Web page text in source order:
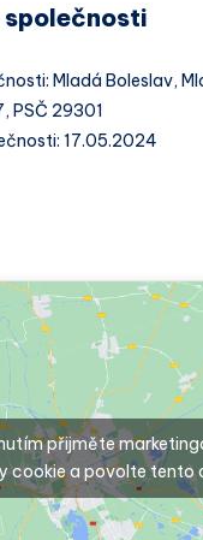
Mladá Boleslav,
PSČ 29301
17.05.2024
přijměte
cookie a povolte tento